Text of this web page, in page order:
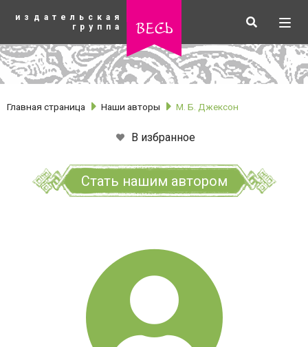
основному
издательская
группа
весь Искать
Главная страница Наши авторы М. Б. Джексон
В избранное
Стать нашим автором